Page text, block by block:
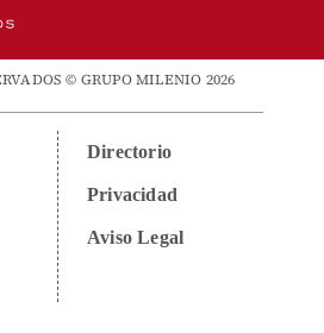
© GRUPO MILENIO 2026
Directorio
Privacidad
Aviso Legal